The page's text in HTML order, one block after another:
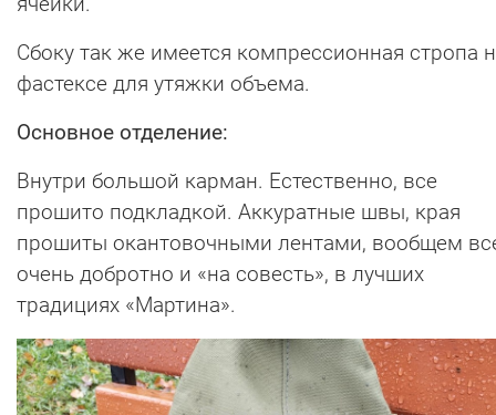
Сбоку так же имеется компрессионная стропа
фастексе для утяжки объема.
Основное отделение:
Внутри большой карман. Естественно, все
прошито подкладкой. Аккуратные швы, края
прошиты окантовочными лентами, вообщем
очень добротно и «на совесть», в лучших
традициях «Мартина».